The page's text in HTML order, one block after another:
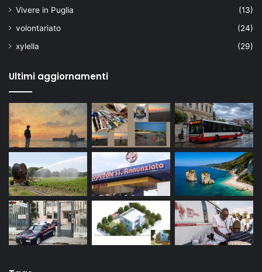
Vivere in Puglia
(13)
volontariato
(24)
xylella
(29)
Ultimi aggiornamenti